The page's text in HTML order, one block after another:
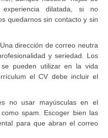
dilatada, si no
quedarnos sin contacto y sin
dirección de correo neutra
y seriedad. Los
pueden utilizar en la vida
el CV debe incluir el
no usar mayúsculas en el
spam. Escoger bien las
para que abran el correo